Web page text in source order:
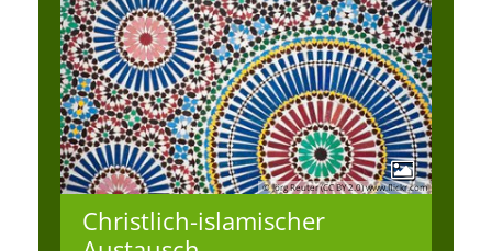
© Jörg Reuter (CC BY 2.0) www.flickr.com
Christlich-islamischer